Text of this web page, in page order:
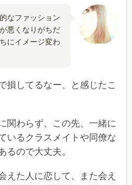
なファッション
悪くなりがちだ
にイメージ変わ
損してるなー、と感じたこ
関わらず、この先、一緒に
いるクラスメイトや同僚な
るので大丈夫。
えた人に恋して、また会え